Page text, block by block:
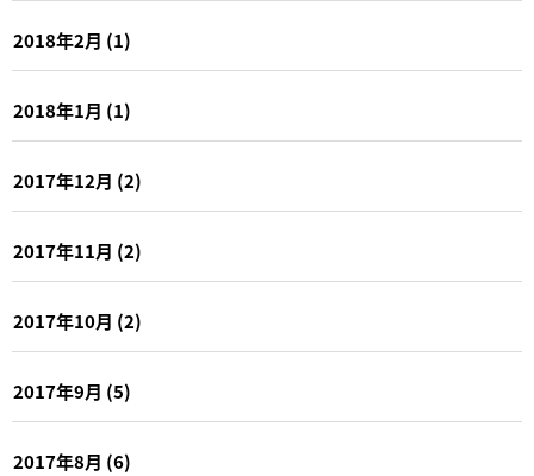
2018年2月 (1)
2018年1月 (1)
2017年12月 (2)
2017年11月 (2)
2017年10月 (2)
2017年9月 (5)
2017年8月 (6)